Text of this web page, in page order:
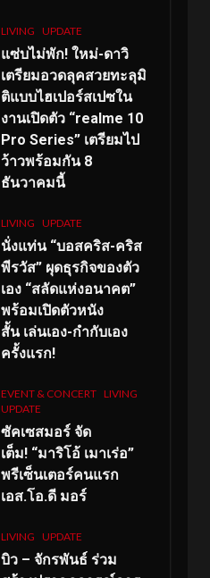
LIVING UPDATE
แซ่บไม่พัก! ใหม่-ดาวิ
เตรียมอวดลุคสวยทะลุมิ
ติแบบไฮเปอร์สเปซใน
งานเปิดตัว “realme 10
Pro Series” เตรียมไป
ว้าวพร้อมกัน 8
ธันวาคมนี้
LIVING UPDATE
นั่งแท่น “บอสคริส-คริส
พีรวัส” ผุดธุรกิจของตัว
เอง “สลัดแห่งอนาคต”
พร้อมเปิดตัวหนัง
สั้น เล่นเอง-กำกับเอง
ครั้งแรก!
EVENT & CONCERT LIVING
UPDATE
ซัคเซสมอร์ จัด
เต็ม! “มาริโอ้ เมาเร่อ”
พรีเซ็นเตอร์คนแรก
เอส.โอ.ดี มอร์
LIVING UPDATE
บิว – จักรพันธ์ ร่วม